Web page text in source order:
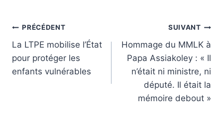
Navigation
de
l’article
PRÉCÉDENT
La LTPE mobilise l’État
pour protéger les
enfants vulnérables
SUIVANT
Hommage du MMLK à
Papa Assiakoley : « Il
n’était ni ministre, ni
député. Il était la
mémoire debout »